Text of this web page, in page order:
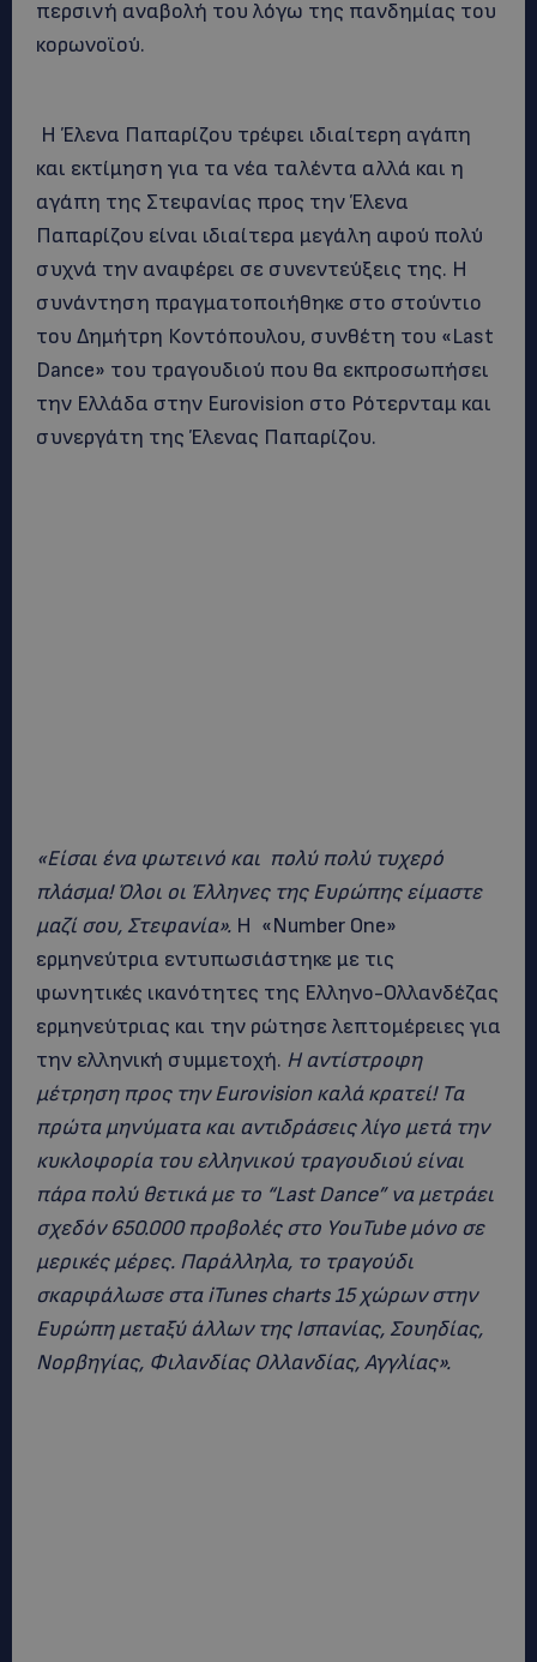
περσινή αναβολή του λόγω της πανδημίας του
κορωνοϊού.
Η Έλενα Παπαρίζου τρέφει ιδιαίτερη αγάπη
και εκτίμηση για τα νέα ταλέντα αλλά και η
αγάπη της Στεφανίας προς την Έλενα
Παπαρίζου είναι ιδιαίτερα μεγάλη αφού πολύ
συχνά την αναφέρει σε συνεντεύξεις της. Η
συνάντηση πραγματοποιήθηκε στο στούντιο
του Δημήτρη Κοντόπουλου, συνθέτη του «Last
Dance» του τραγουδιού που θα εκπροσωπήσει
την Ελλάδα στην Eurovision στο Ρότερνταμ και
συνεργάτη της Έλενας Παπαρίζου.
«Είσαι ένα φωτεινό και πολύ πολύ τυχερό
πλάσμα! Όλοι οι Έλληνες της Ευρώπης είμαστε
μαζί σου, Στεφανία». Η «Number One»
ερμηνεύτρια εντυπωσιάστηκε με τις
φωνητικές ικανότητες της Ελληνο-Ολλανδέζας
ερμηνεύτριας και την ρώτησε λεπτομέρειες για
την ελληνική συμμετοχή. Η αντίστροφη
μέτρηση προς την Eurovision καλά κρατεί! Τα
πρώτα μηνύματα και αντιδράσεις λίγο μετά την
κυκλοφορία του ελληνικού τραγουδιού είναι
πάρα πολύ θετικά με το “Last Dance” να μετράει
σχεδόν 650.000 προβολές στο YouTube μόνο σε
μερικές μέρες. Παράλληλα, το τραγούδι
σκαρφάλωσε στα iTunes charts 15 χώρων στην
Ευρώπη μεταξύ άλλων της Ισπανίας, Σουηδίας,
Νορβηγίας, Φιλανδίας Ολλανδίας, Αγγλίας».